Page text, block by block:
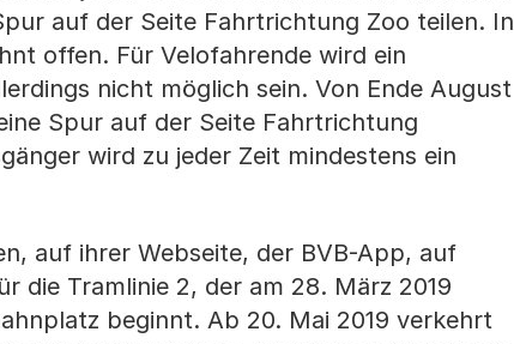
auf der Seite Fahrtrichtung Zoo teilen. In
offen. Für Velofahrende wird ein
nicht möglich sein. Von Ende August
Spur auf der Seite Fahrtrichtung
wird zu jeder Zeit mindestens ein
auf ihrer Webseite, der BVB-App, auf
die Tramlinie 2, der am 28. März 2019
beginnt. Ab 20. Mai 2019 verkehrt